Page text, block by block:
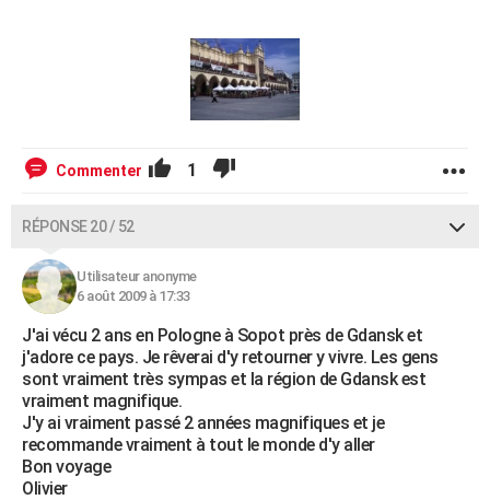
Commenter 1
RÉPONSE 20 / 52
Utilisateur anonyme
6 août 2009 à 17:33
J'ai vécu 2 ans en Pologne à Sopot près de Gdansk et
j'adore ce pays. Je rêverai d'y retourner y vivre. Les gens
sont vraiment très sympas et la région de Gdansk est
vraiment magnifique.
J'y ai vraiment passé 2 années magnifiques et je
recommande vraiment à tout le monde d'y aller
Bon voyage
Olivier